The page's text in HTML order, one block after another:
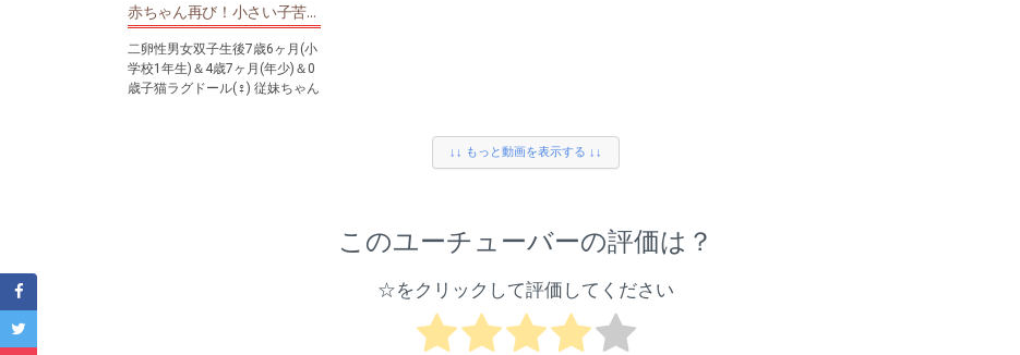
チャンネル登録お願いします
→https://www.youtube.com/ch
annel/UCUSjbUYu0XdSW0S5qej
VPWg
録をお願いいたします！✨
Entertainment Inc.
TWINsふたごチャンネル宛
※現金や商品券は受け取れませ
ルにて紹介しているアイテム
考にしてもらえると嬉しいで
す。
【ごうくん＆ふわちゃんの楽天
ROOM】
赤ちゃん再び！小さい子苦手な子猫ちゃん！また威嚇しちゃうかな？7才児(小学校1年生)男女双子＆4才児(年少)末っ子＆0歳子猫ラグドール(♀)の何気ない日常504
二卵性男女双子生後7歳6ヶ月(小
学校1年生)＆4歳7ヶ月(年少)＆0
歳子猫ラグドール(♀) 従妹ちゃん
↓↓ もっと動画を表示する ↓↓
このユーチューバーの評価は？
☆をクリックして評価してください